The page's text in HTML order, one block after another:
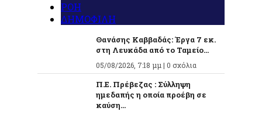
ΡΟΗ
ΔΗΜΟΦΙΛΗ
Θανάσης Καββαδάς: Έργα 7 εκ.
στη Λευκάδα από το Ταμείο...
05/08/2026, 7:18 μμ | 0 σχόλια
Π.Ε. Πρέβεζας : Σύλληψη
ημεδαπής η οποία προέβη σε
καύση...